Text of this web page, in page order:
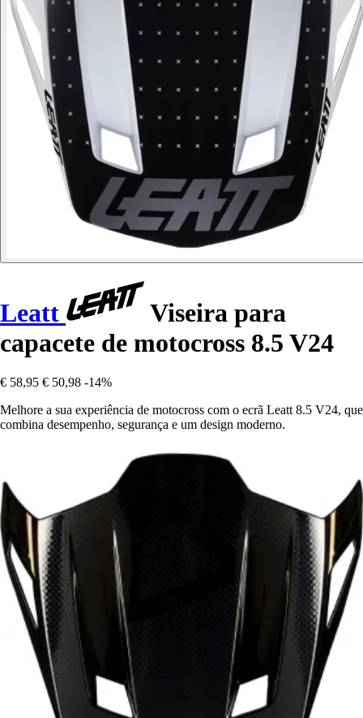
Leatt
Viseira para
capacete de motocross 8.5 V24
€ 58,95 € 50,98 -14%
Melhore a sua experiência de motocross com o ecrã Leatt 8.5 V24, que
combina desempenho, segurança e um design moderno.